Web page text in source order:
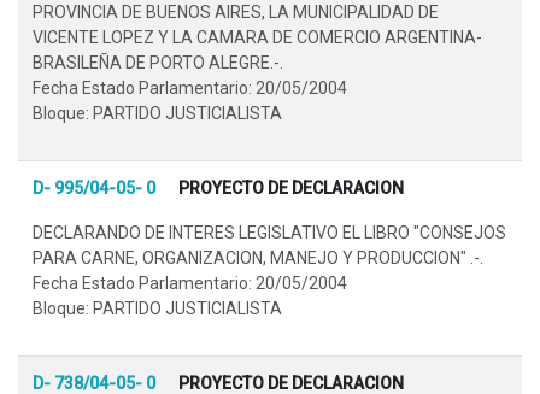
PROVINCIA DE BUENOS AIRES, LA MUNICIPALIDAD DE
VICENTE LOPEZ Y LA CAMARA DE COMERCIO ARGENTINA-
BRASILEÑA DE PORTO ALEGRE.-.
Fecha Estado Parlamentario: 20/05/2004
Bloque: PARTIDO JUSTICIALISTA
D- 995/04-05- 0 PROYECTO DE DECLARACION
DECLARANDO DE INTERES LEGISLATIVO EL LIBRO "CONSEJOS
PARA CARNE, ORGANIZACION, MANEJO Y PRODUCCION" .-.
Fecha Estado Parlamentario: 20/05/2004
Bloque: PARTIDO JUSTICIALISTA
D- 738/04-05- 0 PROYECTO DE DECLARACION